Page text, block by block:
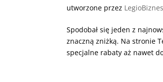
utworzone przez
Spodobał się jeden z
znaczną zniżką. Na stronie
specjalne rabaty aż nawet